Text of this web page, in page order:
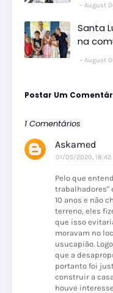
August
Santa
na
August
Postar Um
1 Comentários
Askamed
01/05/2020, 18:42
Pelo que
trabalhadores"
10 anos e não
terreno, eles
que isso
moravam no
usucapião.
que a
portanto foi
construir a
houve